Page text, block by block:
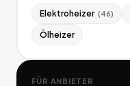
Elektroheizer (46)
Ölheizer
FÜR ANBIETER